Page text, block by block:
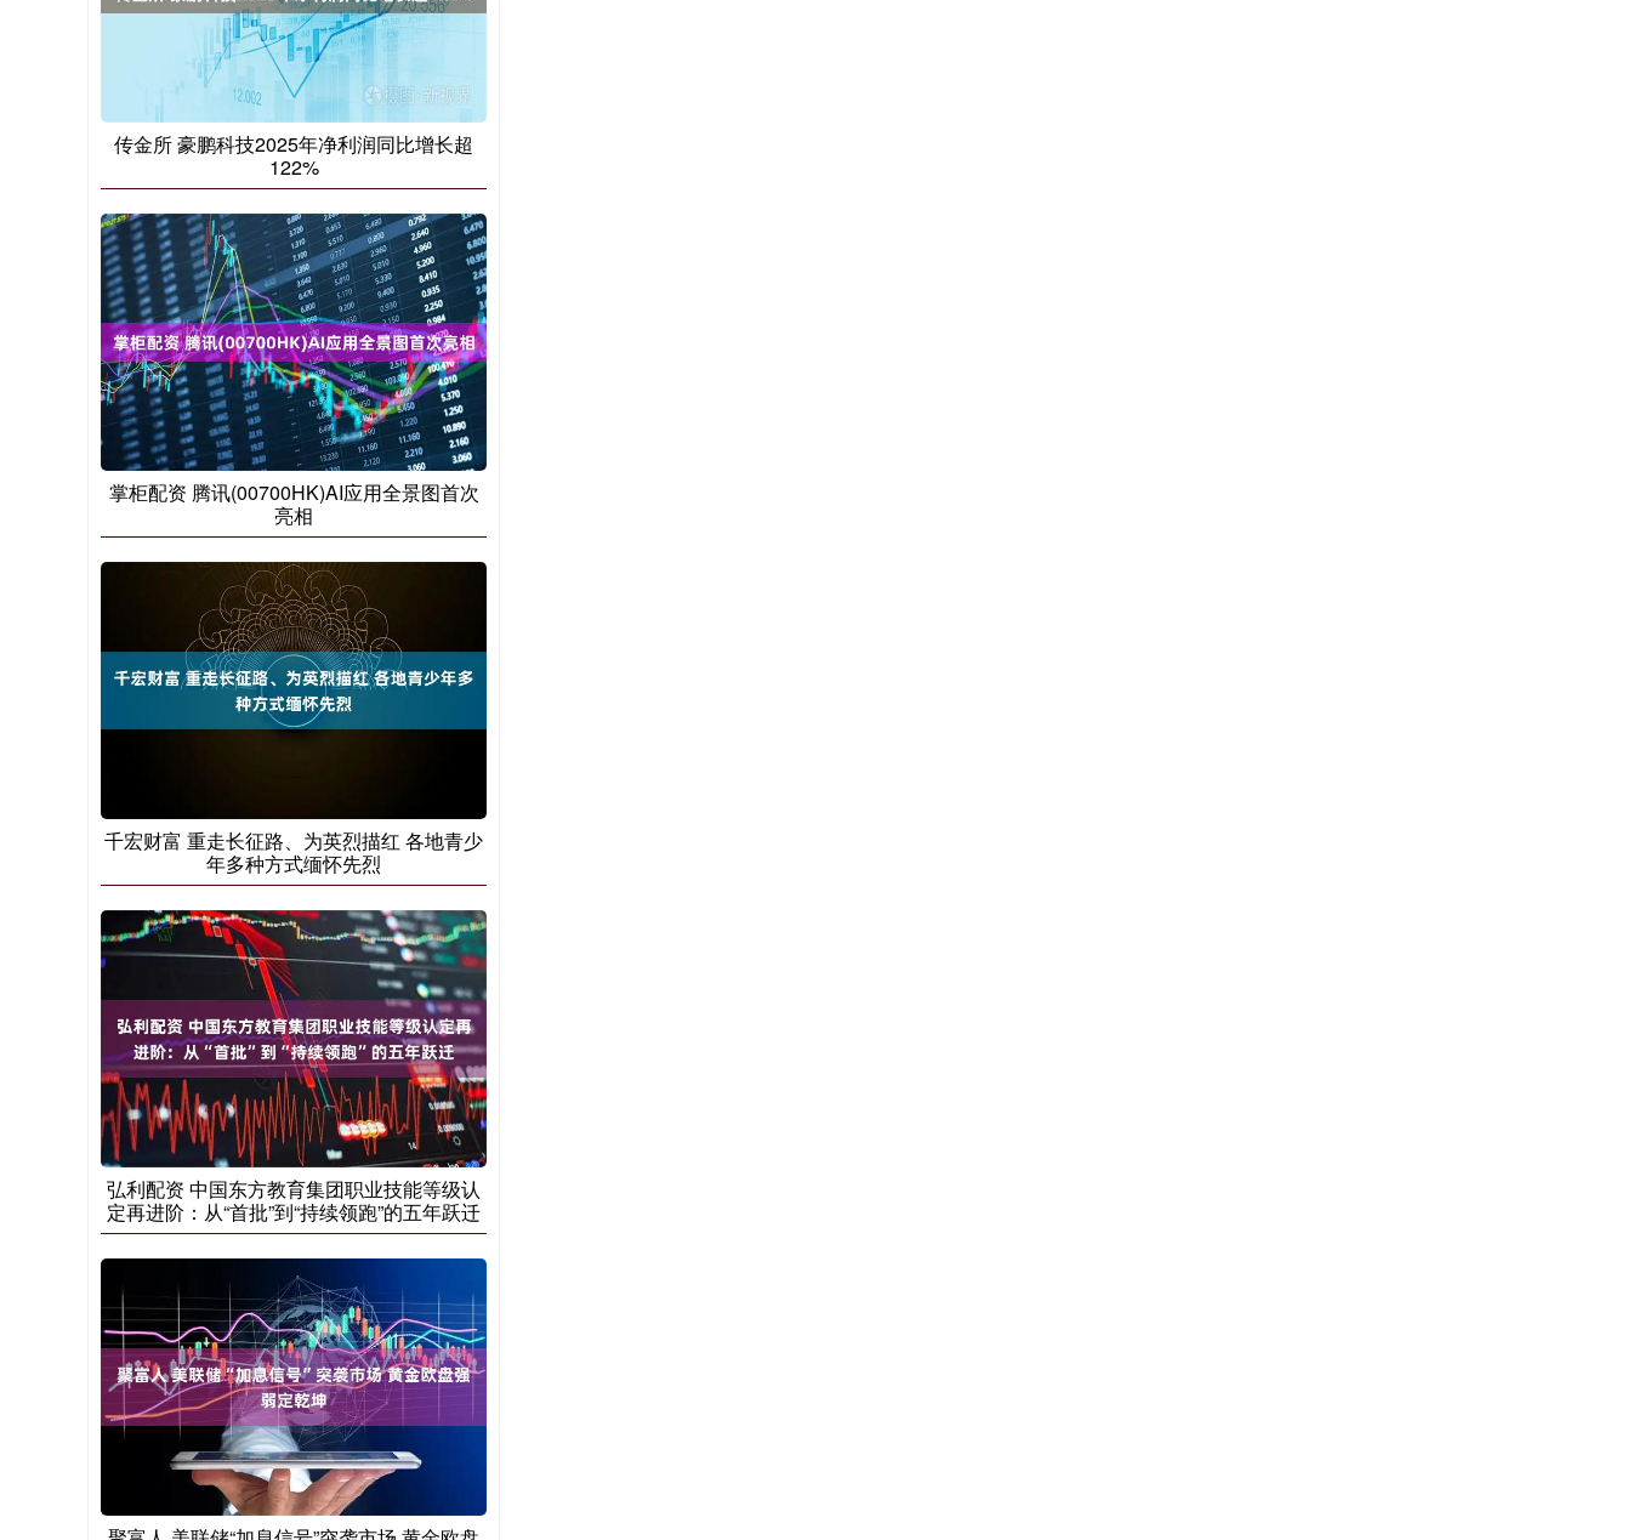
传金所 豪鹏科技2025年净利润同比增长超
122%
掌柜配资 腾讯(00700HK)AI应用全景图首次
亮相
千宏财富 重走长征路、为英烈描红 各地青少
年多种方式缅怀先烈
弘利配资 中国东方教育集团职业技能等级认
定再进阶：从“首批”到“持续领跑”的五年跃迁